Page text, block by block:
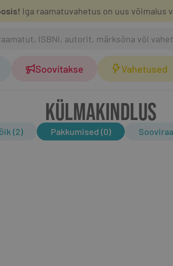
Iga raamatuvahetus on uus võimalus
Soovitakse Vahetused
KÜLMAKINDLUS
(2) Pakkumised (0)